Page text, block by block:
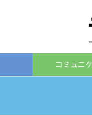
コミュニ